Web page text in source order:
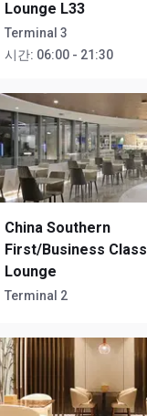
Lounge L33
Terminal 3
시간: 06:00 - 21:30
China Southern
First/Business Class
Lounge
Terminal 2